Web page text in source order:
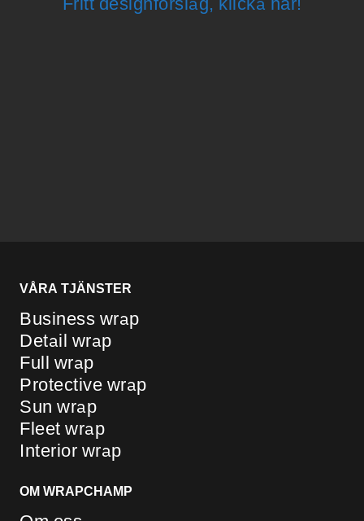
VÅRA TJÄNSTER
Business wrap
Detail wrap
Full wrap
Protective wrap
Sun wrap
Fleet wrap
Interior wrap
OM WRAPCHAMP